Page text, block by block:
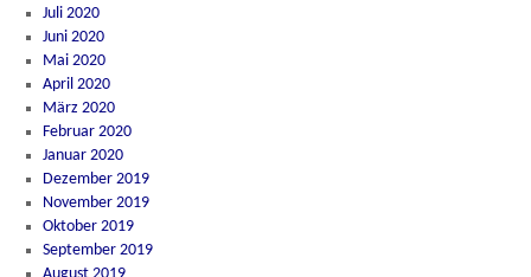
Juli 2020
Juni 2020
Mai 2020
April 2020
März 2020
Februar 2020
Januar 2020
Dezember 2019
November 2019
Oktober 2019
September 2019